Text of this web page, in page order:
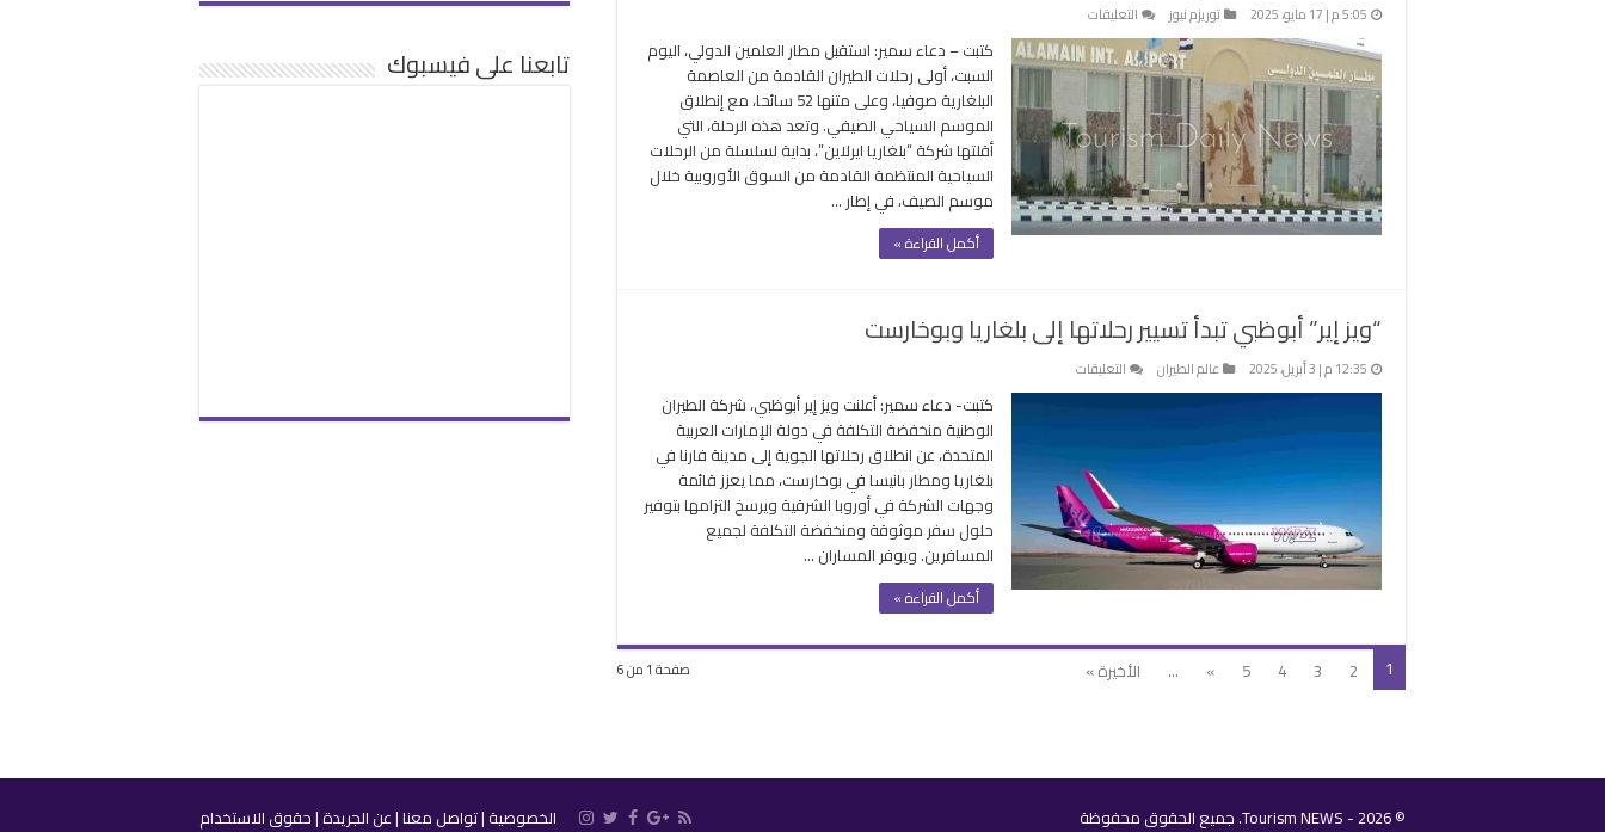
5:05 م | 17 مايو، 2025 توريزم نيوز التعليقات
مطار
العلمين
يستقبل
أولى
رحلات
الطيران
من
بلغاريا
كتبت – دعاء سمير: استقبل مطار العلمين الدولي، اليوم
السبت، أولى رحلات الطيران القادمة من العاصمة
البلغارية صوفيا، وعلى متنها 52 سائحا، مع إنطلاق
الموسم السياحي الصيفي. وتعد هذه الرحلة، التي
أقلتها شركة “بلغاريا ايرلاين”، بداية لسلسلة من الرحلات
السياحية المنتظمة القادمة من السوق الأوروبية خلال
موسم الصيف، في إطار …
أكمل القراءة »
“ويز إير” أبوظبي تبدأ تسيير رحلاتها إلى بلغاريا وبوخارست
12:35 م | 3 أبريل، 2025 عالم الطيران التعليقات
“ويز
تبدأ
تسيير
رحلاتها
إلى
بلغاريا
كتبت- دعاء سمير: أعلنت ويز إير أبوظبي، شركة الطيران
الوطنية منخفضة التكلفة في دولة الإمارات العربية
المتحدة، عن انطلاق رحلاتها الجوية إلى مدينة فارنا في
بلغاريا ومطار بانيسا في بوخارست، مما يعزز قائمة
وجهات الشركة في أوروبا الشرقية ويرسخ التزامها بتوفير
حلول سفر موثوقة ومنخفضة التكلفة لجميع
المسافرين. ويوفر المساران …
أكمل القراءة »
صفحة 1 من 6 1
2
3
4
5
»
... الأخيرة »
تابعنا على فيسبوك
الخصوصية |تواصل معنا |عن الجريدة |حقوق الاستخدام © 2026 - Tourism NEWS. جميع الحقوق محفوظة